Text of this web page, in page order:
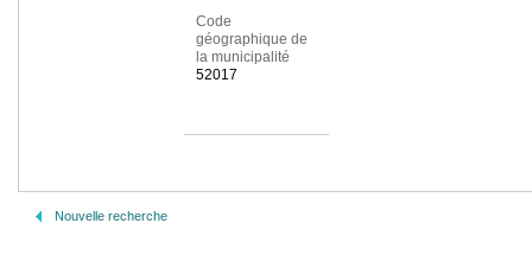
Code
géographique de
la municipalité
52017
Nouvelle recherche